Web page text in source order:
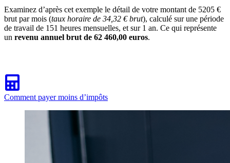
Examinez d’après cet exemple le détail de votre montant de 5205 €
brut par mois (taux horaire de 34,32 € brut), calculé sur une période
de travail de 151 heures mensuelles, et sur 1 an. Ce qui représente
un revenu annuel brut de 62 460,00 euros.
Comment payer moins d’impôts